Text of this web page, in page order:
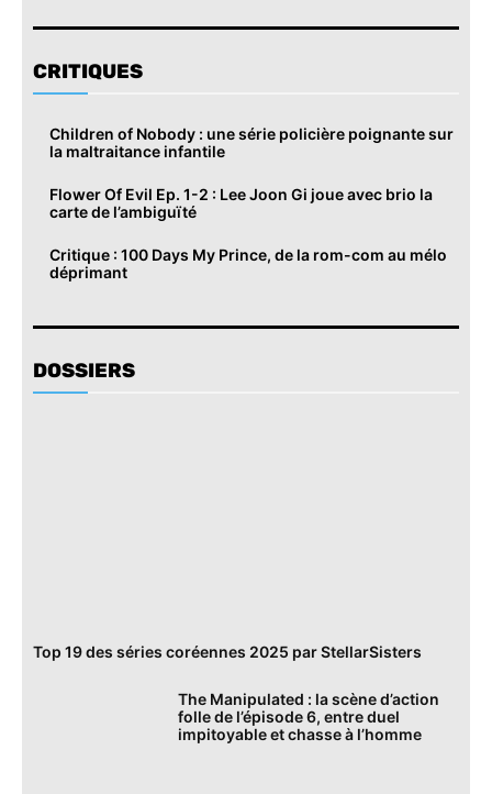
CRITIQUES
Children of Nobody : une série policière poignante sur
la maltraitance infantile
Flower Of Evil Ep. 1-2 : Lee Joon Gi joue avec brio la
carte de l’ambiguïté
Critique : 100 Days My Prince, de la rom-com au mélo
déprimant
DOSSIERS
Top 19 des séries coréennes 2025 par StellarSisters
The Manipulated : la scène d’action
folle de l’épisode 6, entre duel
impitoyable et chasse à l’homme